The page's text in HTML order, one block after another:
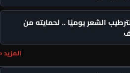
الشعر يوميًا .. لحمايته من
المزيد ‹